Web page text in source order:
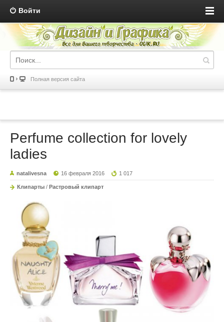
Войти
Полная версия сайта
Perfume collection for lovely
ladies
natalivesna 16 февраля 2016 1 017
Клипарты / Растровый клипарт